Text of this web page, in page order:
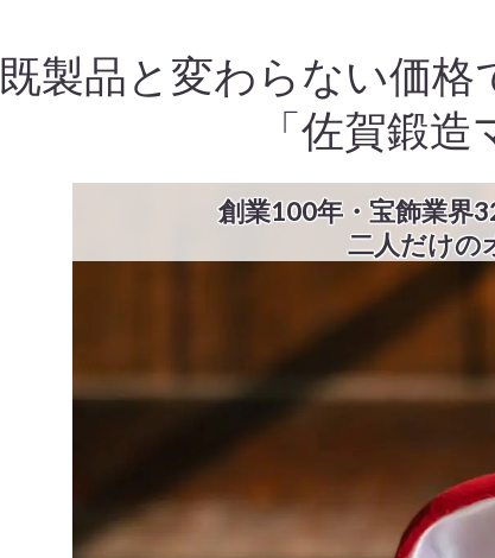
既製品と変わらない価
「佐賀鍛
創業100年・宝飾業界
二人だけの